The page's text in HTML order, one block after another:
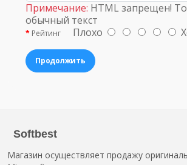
Примечание: HTML запрещен!
обычный текст
Рейтинг Плохо
Продолжить
Softbest
Магазин осуществляет продажу